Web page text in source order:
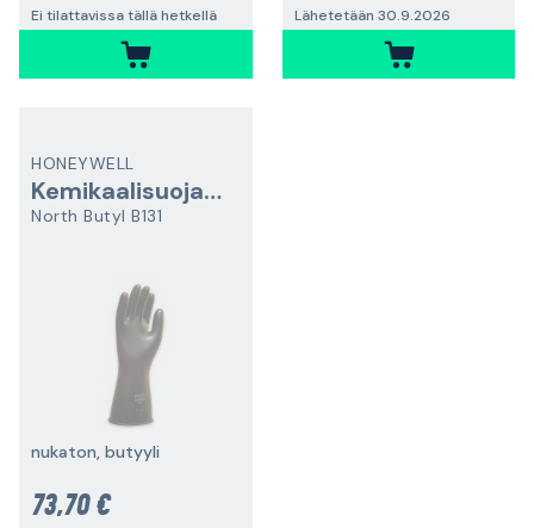
Ei tilattavissa tällä hetkellä Lähetetään 30.9.2026
HONEYWELL
Kemikaalisuojakäsine
North Butyl B131
nukaton, butyyli
73,70 €